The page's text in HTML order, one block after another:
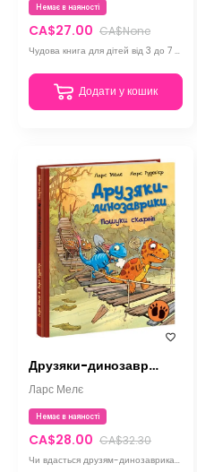
Немає в наяності
CA$27.00 CA$None
Чудова книга для дітей від 3 до 7 років, яка познайомить читачів зі світом динозаврів та дружбою
Додати у кошик
Друзяки-динозаврики. Пошуки скарбів
Ларс Мелє
Немає в наяності
CA$28.00 CA$32.30
Чи вдасться друзям-динозаврикам знайти скриню зі скарбом?